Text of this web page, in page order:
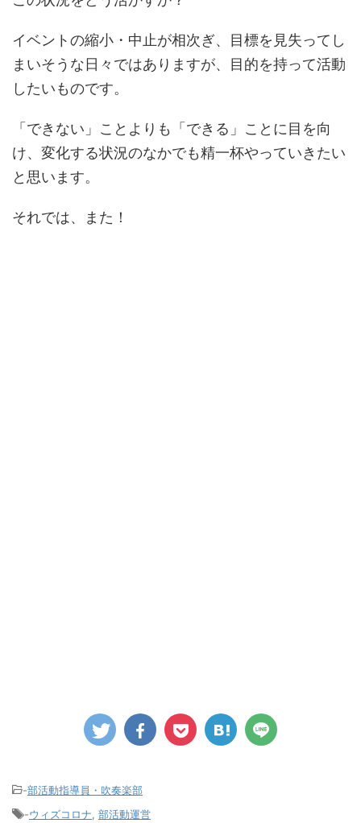
イベントの縮小・中止が相次ぎ、目標を見失ってし
まいそうな日々ではありますが、目的を持って活動
したいものです。
「できない」ことよりも「できる」ことに目を向
け、変化する状況のなかでも精一杯やっていきたい
と思います。
それでは、また！
-部活動指導員・吹奏楽部
-ウィズコロナ 部活動運営